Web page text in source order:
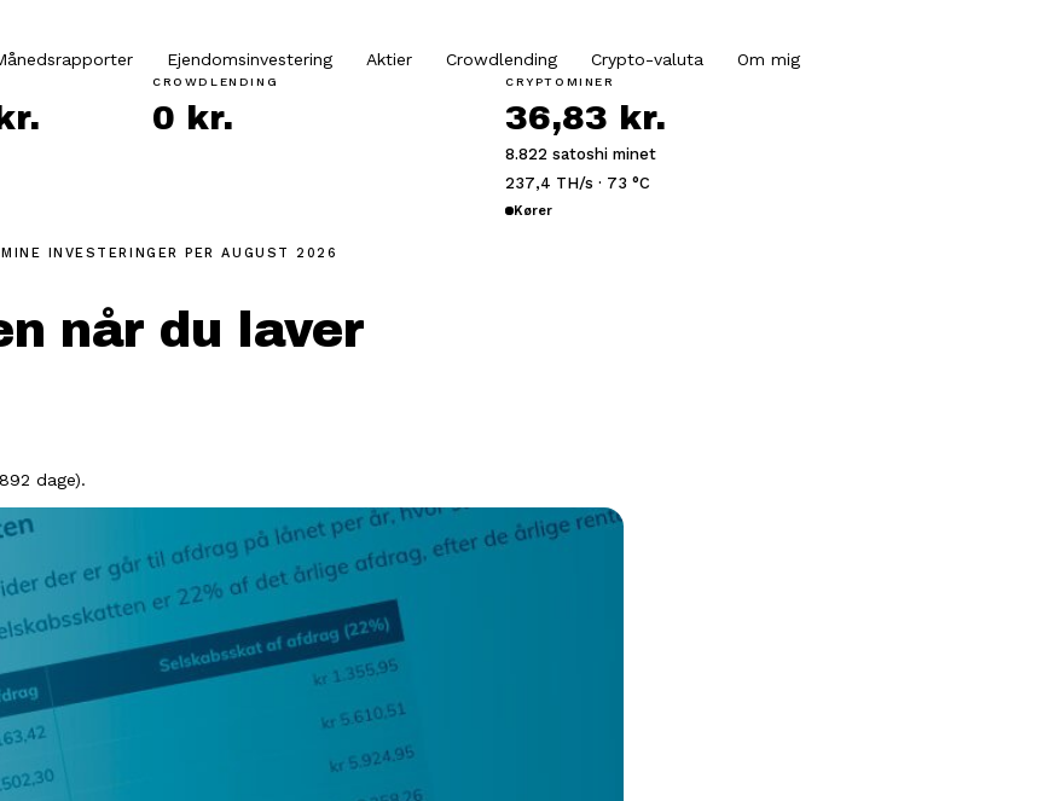
Ejendomsinvestering Aktier Crowdlending Crypto-valuta Om mig
CROWDLENDING
0 kr.
CRYPTOMINER
36,83 kr.
8.822 satoshi minet
237,4 TH/s · 73 °C
Kører
INVESTERINGERPER AUGUST 2026
når du laver
dage).